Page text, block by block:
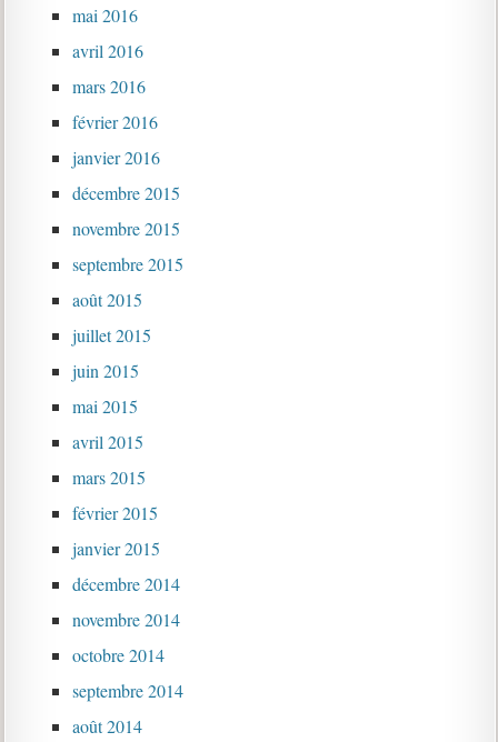
mai 2016
avril 2016
mars 2016
février 2016
janvier 2016
décembre 2015
novembre 2015
septembre 2015
août 2015
juillet 2015
juin 2015
mai 2015
avril 2015
mars 2015
février 2015
janvier 2015
décembre 2014
novembre 2014
octobre 2014
septembre 2014
août 2014